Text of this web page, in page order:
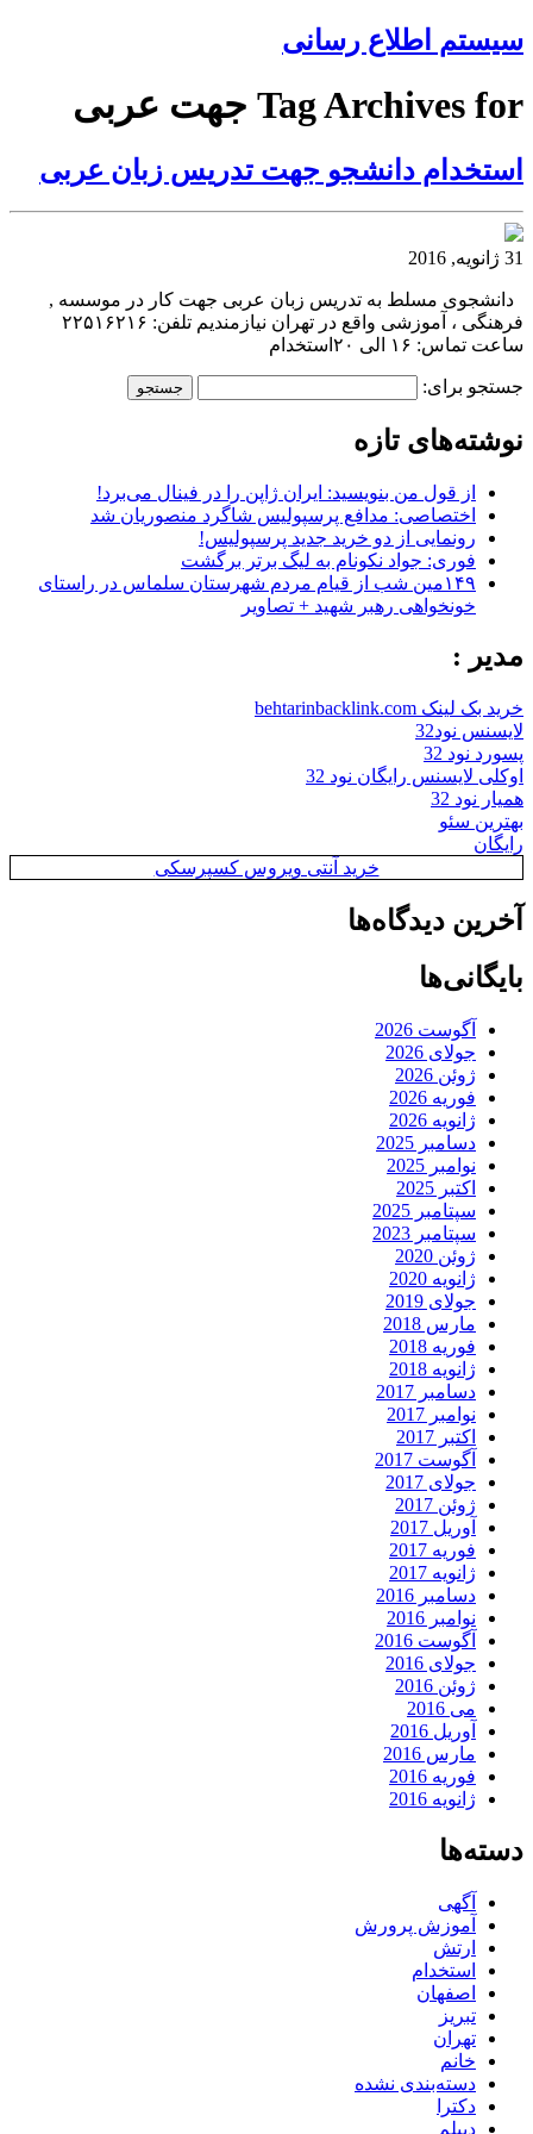
سیستم اطلاع رسانی
Tag Archives for جهت عربی
استخدام دانشجو جهت تدریس زبان عربی
31 ژانویه, 2016
دانشجوی مسلط به تدریس زبان عربی جهت کار در موسسه ,
فرهنگی ، آموزشی واقع در تهران نیازمندیم تلفن: ۲۲۵۱۶۲۱۶
ساعت تماس: ۱۶ الی ۲۰استخدام
جستجو برای:
نوشته‌های تازه
از قول من بنویسید: ایران ژاپن را در فینال می‌برد!
اختصاصی: مدافع پرسپولیس شاگرد منصوریان شد
رونمایی از دو خرید جدید پرسپولیس!
فوری: جواد نکونام به لیگ برتر برگشت
۱۴۹مین شب از قیام مردم شهرستان سلماس در راستای
خونخواهی رهبر شهید + تصاویر
مدیر :
خرید بک لینک behtarinbacklink.com
لایسنس نود32
پسورد نود 32
اوکلی لایسنس رایگان نود 32
همیار نود 32
بهترین سئو
رایگان
خرید آنتی ویروس کسپرسکی
آخرین دیدگاه‌ها
بایگانی‌ها
آگوست 2026
جولای 2026
ژوئن 2026
فوریه 2026
ژانویه 2026
دسامبر 2025
نوامبر 2025
اکتبر 2025
سپتامبر 2025
سپتامبر 2023
ژوئن 2020
ژانویه 2020
جولای 2019
مارس 2018
فوریه 2018
ژانویه 2018
دسامبر 2017
نوامبر 2017
اکتبر 2017
آگوست 2017
جولای 2017
ژوئن 2017
آوریل 2017
فوریه 2017
ژانویه 2017
دسامبر 2016
نوامبر 2016
آگوست 2016
جولای 2016
ژوئن 2016
می 2016
آوریل 2016
مارس 2016
فوریه 2016
ژانویه 2016
دسته‌ها
آگهی
آموزش پرورش
ارتش
استخدام
اصفهان
تبریز
تهران
خانم
دسته‌بندی نشده
دکترا
دیپلم